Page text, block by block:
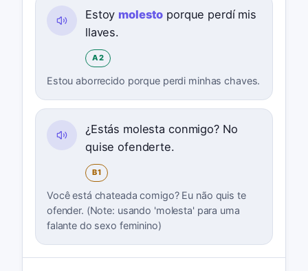
Estoy molesto porque perdí mis
llaves.
A2
Estou aborrecido porque perdi minhas chaves.
¿Estás molesta conmigo? No
quise ofenderte.
B1
Você está chateada comigo? Eu não quis te
ofender. (Note: usando 'molesta' para uma
falante do sexo feminino)